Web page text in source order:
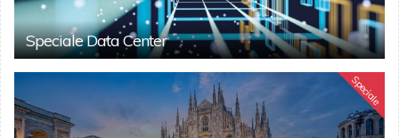
Speciale Data Center
Speciale